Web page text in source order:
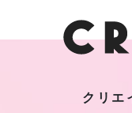
クリエ